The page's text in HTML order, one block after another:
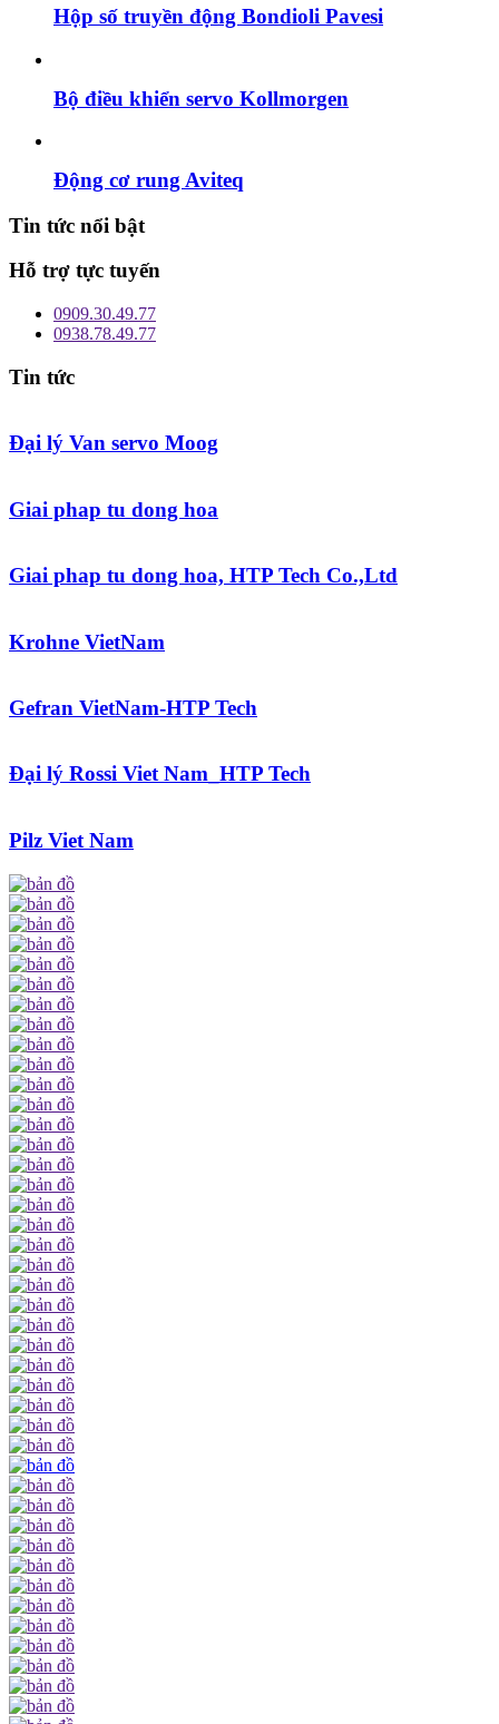
Hộp số truyền động Bondioli Pavesi
Bộ điều khiển servo Kollmorgen
Động cơ rung Aviteq
Tin tức nổi bật
Hỗ trợ tực tuyến
0909.30.49.77
0938.78.49.77
Tin tức
Đại lý Van servo Moog
Giai phap tu dong hoa
Giai phap tu dong hoa, HTP Tech Co.,Ltd
Krohne VietNam
Gefran VietNam-HTP Tech
Đại lý Rossi Viet Nam_HTP Tech
Pilz Viet Nam